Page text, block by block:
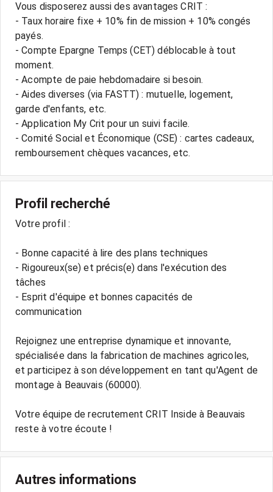
Vous disposerez aussi des avantages CRIT :
- Taux horaire fixe + 10% fin de mission + 10% congés
payés.
- Compte Epargne Temps (CET) déblocable à tout
moment.
- Acompte de paie hebdomadaire si besoin.
- Aides diverses (via FASTT) : mutuelle, logement,
garde d'enfants, etc.
- Application My Crit pour un suivi facile.
- Comité Social et Économique (CSE) : cartes cadeaux,
Profil recherché
Votre profil :
- Bonne capacité à lire des plans techniques
- Rigoureux(se) et précis(e) dans l'exécution des
tâches
- Esprit d'équipe et bonnes capacités de
communication
Rejoignez une entreprise dynamique et innovante,
spécialisée dans la fabrication de machines agricoles,
et participez à son développement en tant qu'Agent de
montage à Beauvais (60000).
Votre équipe de recrutement CRIT Inside à Beauvais
reste à votre écoute !
Autres informations